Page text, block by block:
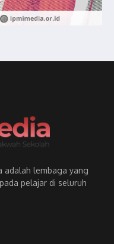
adalah lembaga yang
pelajar di seluruh